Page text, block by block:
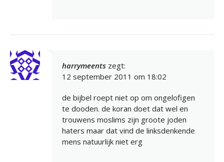
harrymeents zegt:
12 september 2011 om 18:02
de bijbel roept niet op om ongelofigen
te dooden. de koran doet dat wel en
trouwens moslims zijn groote joden
haters maar dat vind de linksdenkende
mens natuurlijk niet erg